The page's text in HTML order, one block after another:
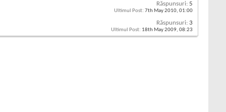
Răspunsuri: 5
Ultimul Post: 7th May 2010, 01:00
Răspunsuri: 3
Ultimul Post: 18th May 2009, 08:23